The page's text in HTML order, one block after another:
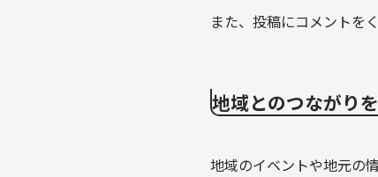
また、投稿にコメントを
地域とのつながり
地域のイベントや地元の